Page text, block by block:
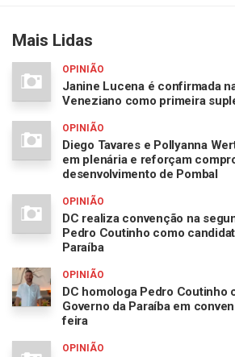
Mais Lidas
OPINIÃO
Janine Lucena é confirmada
Veneziano como primeira
OPINIÃO
Diego Tavares e Pollyanna
em plenária e reforçam
desenvolvimento de Pombal
OPINIÃO
DC realiza convenção na
Pedro Coutinho como
Paraíba
OPINIÃO
DC homologa Pedro Coutinho
Governo da Paraíba em
feira
OPINIÃO